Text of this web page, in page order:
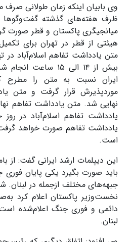
وی بابیان اینکه زمان طولانی
ظرف هفته‌های گذشته گفت‌و‌گو‌ها
میانجیگری پاکستان و قطر صورت
هیئتی از قطر در تهران برای
متن یادداشت تفاهم اسلام‌آباد در
بیش از ۱۴ الی ۱۵ ساعت انجام
ایران نسبت به متن را مطرح
موردپذیرش قرار گرفت و متن
نهایی شد. متن یادداشت تفاهم
یادداشت تفاهم اسلا‌م‌آباد در
یادداشت تفاهم صورت خواهد
است.
این دیپلمات ارشد ایرانی گفت: از
باید صورت بگیرد یکی پایان
جبهه‌های مختلف ازجمله در لبنان.
نخست‌وزیر پاکستان اعلام کرد
دائمی و فوری جنگ اعلام‌شده
لبنان.